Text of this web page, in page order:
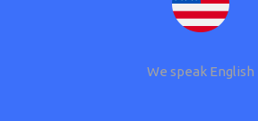
We speak English